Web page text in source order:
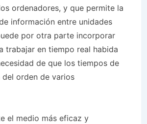
ordenadores, y que permite la
información entre unidades
por otra parte incorporar
trabajar en tiempo real habida
de que los tiempos de
del orden de varios
el medio más eficaz y